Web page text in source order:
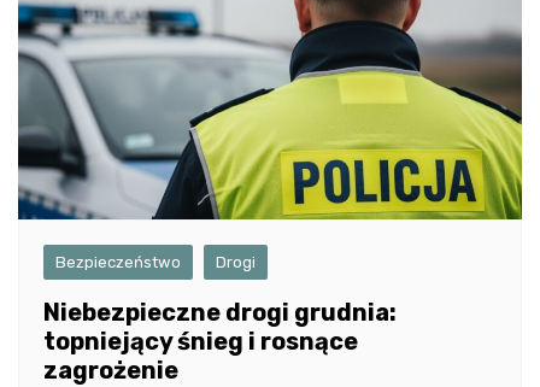
Bezpieczeństwo Drogi
Niebezpieczne drogi grudnia:
topniejący śnieg i rosnące
zagrożenie